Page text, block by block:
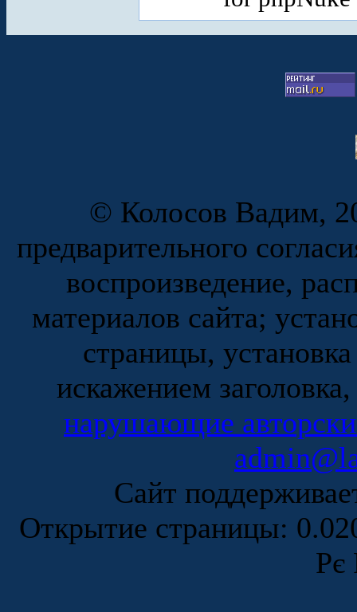
© Колосов Вадим,
предварительного
воспроизведение,
материалов сайта;
страницы,
искажением
нарушающие
Сайт
Открытие страницы:
Рє